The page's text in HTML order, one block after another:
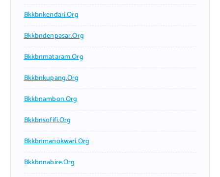
Bkkbnkendari.org
Bkkbndenpasar.org
Bkkbnmataram.org
Bkkbnkupang.org
Bkkbnambon.org
Bkkbnsofifi.org
Bkkbnmanokwari.org
Bkkbnnabire.org